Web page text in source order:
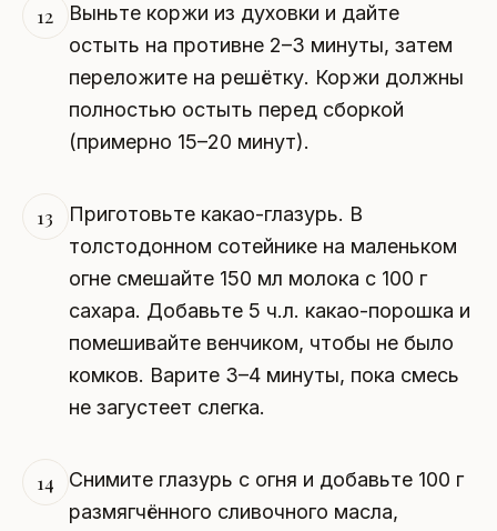
12
Выньте коржи из духовки и дайте
остыть на противне 2–3 минуты, затем
переложите на решётку. Коржи должны
полностью остыть перед сборкой
(примерно 15–20 минут).
13
Приготовьте какао-глазурь. В
толстодонном сотейнике на маленьком
огне смешайте 150 мл молока с 100 г
сахара. Добавьте 5 ч.л. какао-порошка и
помешивайте венчиком, чтобы не было
комков. Варите 3–4 минуты, пока смесь
не загустеет слегка.
14
Снимите глазурь с огня и добавьте 100 г
размягчённого сливочного масла,